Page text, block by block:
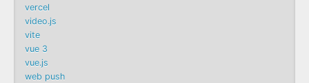
vercel
video.js
vite
vue 3
vue.js
web push